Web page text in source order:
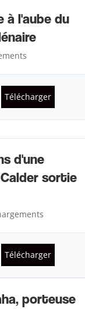
à l'aube du
Télécharger
d'une
sortie
Télécharger
porteuse